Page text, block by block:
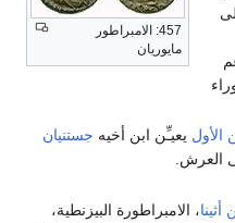
457: الامبراطور
مايوريان
الأول يعيـِّن ابن أخيه جستنيان
العرش.
أثينا، الامبراطورة البيزنطية،